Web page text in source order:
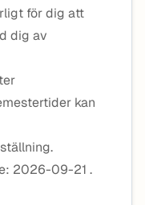
för dig att
dig av
kan
2026-09-21 .